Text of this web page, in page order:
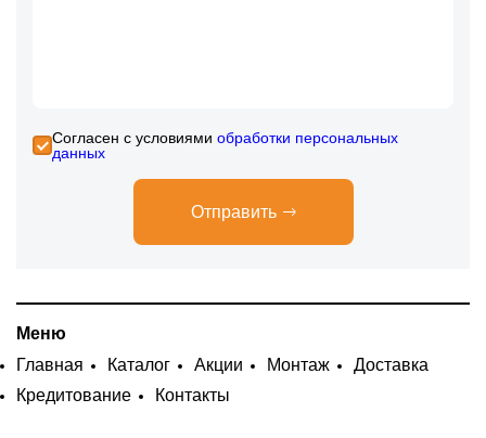
Cогласен с условиями обработки персональных
данных
Отправить
Меню
Главная
Каталог Акции Монтаж
Доставка
Кредитование
Контакты